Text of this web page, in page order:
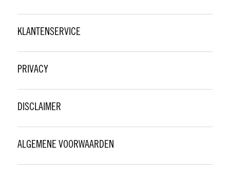
KLANTENSERVICE
PRIVACY
DISCLAIMER
ALGEMENE VOORWAARDEN